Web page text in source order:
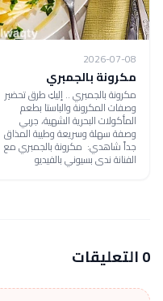
2026-07-08
مكرونة بالجمبري
مكرونة بالجمبري .. إليكِ طرق تحضير
وصفات المكرونة والباستا بطعم
المأكولات البحرية الشهية، جربي
وصفة سهلة وسريعة وطيبة المذاق
جداً شاهدي: مكرونة بالجمبري مع
الفنانة ندى بسيوني بالفيديو
0 التعليقات